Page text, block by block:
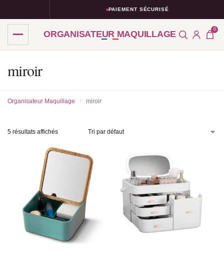
PAIEMENT SÉCURISÉ
ORGANISATEUR MAQUILLAGE 0
miroir
Organisateur Maquillage / miroir
5 résultats affichés